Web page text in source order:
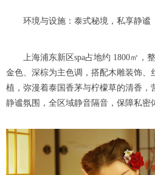
环境与设施：泰式秘境，私享静谧
上海浦东新区spa占地约 1800㎡，
金色、深棕为主色调，搭配木雕装饰、
植，弥漫着泰国香茅与柠檬草的清香，
静谧氛围，全区域静音隔音，保障私密